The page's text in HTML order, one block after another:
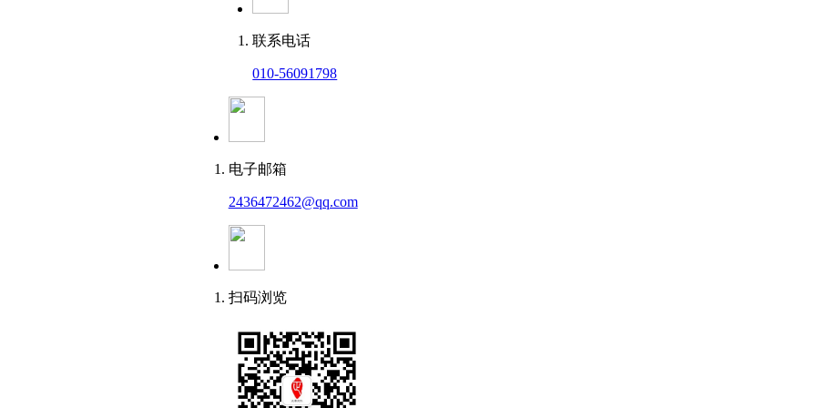
联系电话
010-56091798
电子邮箱
2436472462@qq.com
扫码浏览